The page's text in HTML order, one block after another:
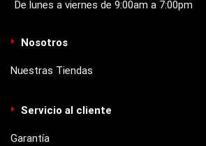
De lunes a viernes de 9:00am a 7:00pm
Nosotros
Nuestras Tiendas
Servicio al cliente
Garantía